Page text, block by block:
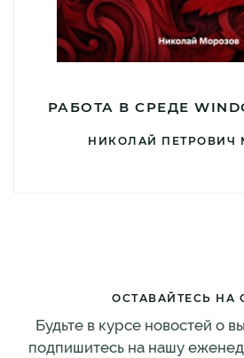
РАБОТА В СРЕДЕ
НИКОЛАЙ ПЕТРОВИЧ
ОСТАВАЙТЕСЬ НА
Будьте в курсе новостей о
подпишитесь на нашу